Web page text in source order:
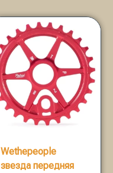
Wethepeople
звезда передняя